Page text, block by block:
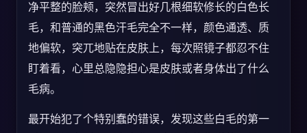
净平整的脸颊，突然冒出好几根细软修长的白色长
毛，和普通的黑色汗毛完全不一样，颜色通透、质
地偏软，突兀地贴在皮肤上，每次照镜子都忍不住
盯着看，心里总隐隐担心是皮肤或者身体出了什么
毛病。
最开始犯了个特别蠢的错误，发现这些白毛的第一